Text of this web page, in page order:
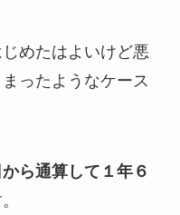
めたはよいけど悪
ったようなケース
ら通算して１年６